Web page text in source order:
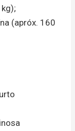
(apróx. 160